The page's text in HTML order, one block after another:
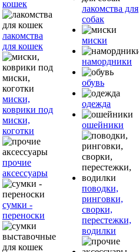
кошек
лакомства
для кошек
миски,
коврики под
миски,
коготки
прочие
аксессуары
сумки -
переноски
лакомства для
собак
миски
намордники
обувь
одежда
ошейники
поводки,
ринговки,
сворки,
перестежки,
водилки